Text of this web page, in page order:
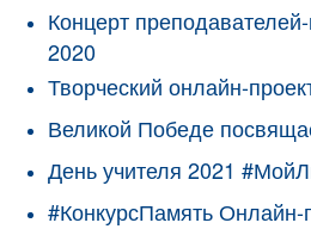
Концерт
2020
Творческий онлайн-
Великой Победе
День учителя 2021
#КонкурсПамять